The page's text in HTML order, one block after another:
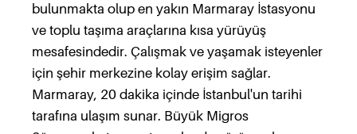
bulunmakta olup en yakın Marmaray İstasyonu
ve toplu taşıma araçlarına kısa yürüyüş
mesafesindedir. Çalışmak ve yaşamak isteyenler
için şehir merkezine kolay erişim sağlar.
Marmaray, 20 dakika içinde İstanbul'un tarihi
tarafına ulaşım sunar. Büyük Migros